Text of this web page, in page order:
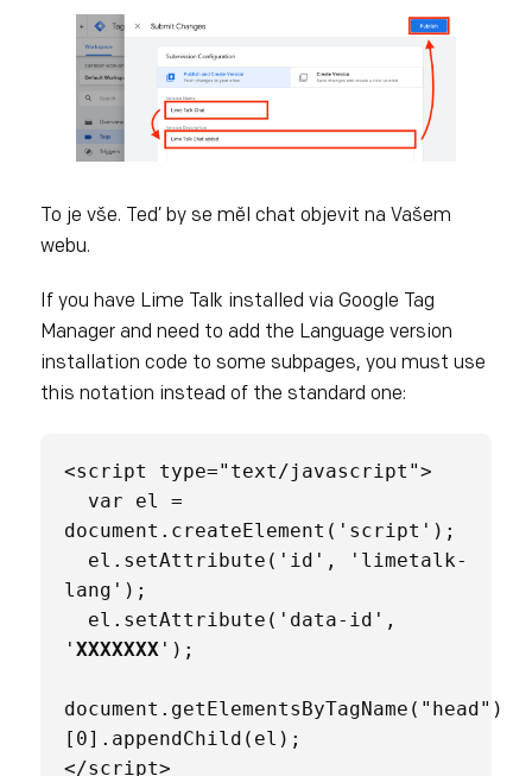
To je vše. Teď by se měl chat objevit na Vašem
webu.
If you have Lime Talk installed via Google Tag
Manager and need to add the Language version
installation code to some subpages, you must use
this notation instead of the standard one:
<script type="text/javascript">
document.createElement('script');
lang');
' XXXXXXX ');
document.getElementsByTagName("head")
[0].appendChild(el);
</script>